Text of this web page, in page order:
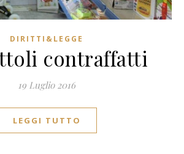
DIRITTI&LEGGE
contraffatti
19 Luglio 2016
LEGGI TUTTO